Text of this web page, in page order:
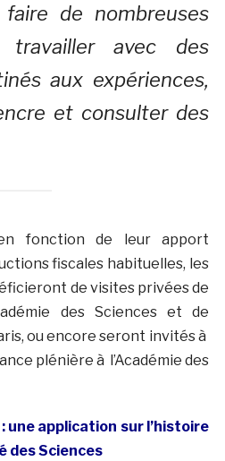
de nombreuses
travailler avec des
aux expériences,
et consulter des
fonction de leur apport
fiscales habituelles, les
de visites privées de
des Sciences et de
ou encore seront invités à
plénière à l’Académie des
: une application sur l’histoire
des Sciences